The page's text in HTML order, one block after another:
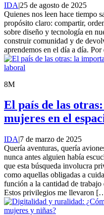
IDA|25 de agosto de 2025
Quienes nos leen hace tiempo
propósito claro: compartir,
sobre diseño y tecnología en
construir comunidad y de
aprendemos en el día a día.
8M
El país de las
mujeres en el
IDA|7 de marzo de 2025
Quería aventuras, quería
nunca antes alguien había
que esta búsqueda involucra
como aquellas obligadas a
función a la cantidad de trabajo
Estos privilegios me llevaron